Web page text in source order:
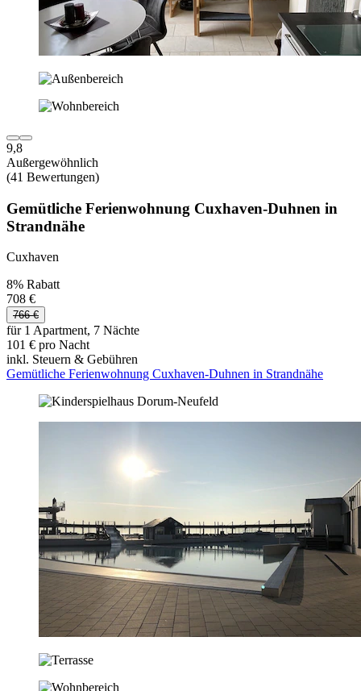
9,8
Außergewöhnlich
(41 Bewertungen)
Gemütliche Ferienwohnung Cuxhaven-Duhnen in
Strandnähe
Cuxhaven
8% Rabatt
708 €
766 €
für 1 Apartment, 7 Nächte
101 € pro Nacht
inkl. Steuern & Gebühren
Gemütliche Ferienwohnung Cuxhaven-Duhnen in Strandnähe